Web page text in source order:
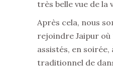
très belle vue de la
Après cela, nous
rejoindre Jaipur où
assistés, en soirée,
traditionnel de